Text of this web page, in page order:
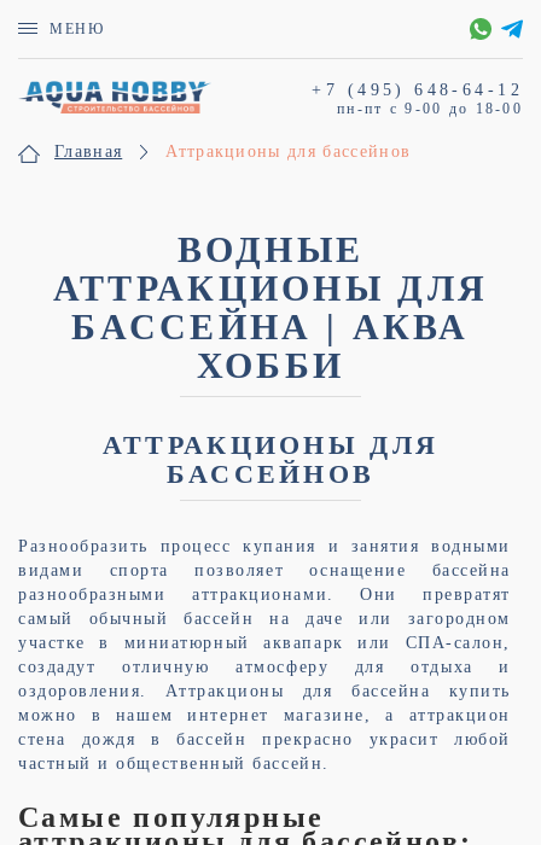
МЕНЮ
+7 (495)648-64-12
пн-пт с9-00 до 18-00
Главная Аттракционы для бассейнов
ВОДНЫЕ
АТТРАКЦИОНЫ ДЛЯ
БАССЕЙНА | АКВА
ХОББИ
АТТРАКЦИОНЫ ДЛЯ
БАССЕЙНОВ
Разнообразить процесс купания и занятия водными
видами спорта позволяет оснащение бассейна
разнообразными аттракционами. Они превратят
самый обычный бассейн на даче или загородном
участке в миниатюрный аквапарк или СПА-салон,
создадут отличную атмосферу для отдыха и
оздоровления. Аттракционы для бассейна купить
можно в нашем интернет магазине, а аттракцион
стена дождя в бассейн прекрасно украсит любой
частный и общественный бассейн.
Самые популярные